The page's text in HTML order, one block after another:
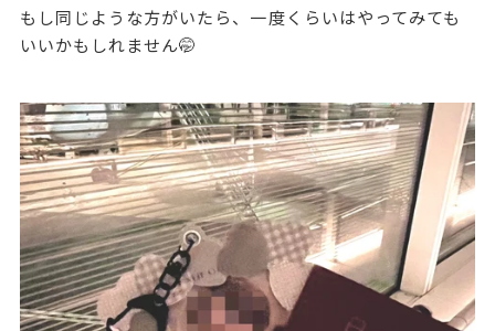
もし同じような方がいたら、一度くらいはやってみても
いいかもしれません🤭